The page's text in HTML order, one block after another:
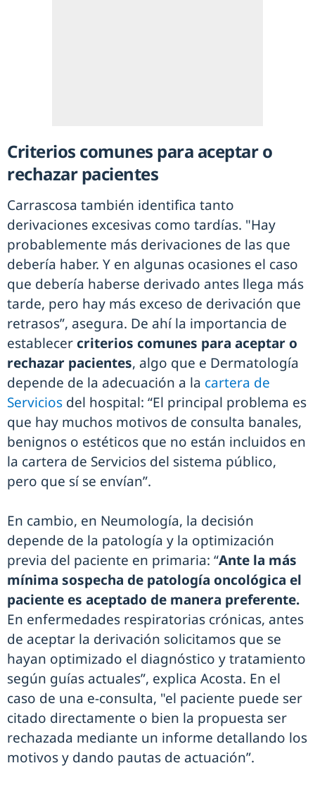
Criterios comunes para aceptar o
rechazar pacientes
Carrascosa también identifica tanto
derivaciones excesivas como tardías. "Hay
probablemente más derivaciones de las que
debería haber. Y en algunas ocasiones el caso
que debería haberse derivado antes llega más
tarde, pero hay más exceso de derivación que
retrasos”, asegura. De ahí la importancia de
establecer criterios comunes para aceptar o
rechazar pacientes, algo que e Dermatología
depende de la adecuación a la cartera de
Servicios del hospital: “El principal problema es
que hay muchos motivos de consulta banales,
benignos o estéticos que no están incluidos en
la cartera de Servicios del sistema público,
pero que sí se envían”.
En cambio, en Neumología, la decisión
depende de la patología y la optimización
previa del paciente en primaria: “Ante la más
mínima sospecha de patología oncológica el
paciente es aceptado de manera preferente.
En enfermedades respiratorias crónicas, antes
de aceptar la derivación solicitamos que se
hayan optimizado el diagnóstico y tratamiento
según guías actuales”, explica Acosta. En el
caso de una e-consulta, "el paciente puede ser
citado directamente o bien la propuesta ser
rechazada mediante un informe detallando los
motivos y dando pautas de actuación”.